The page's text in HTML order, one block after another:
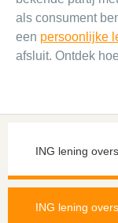
als consument
een persoonlijke
afsluit. Ontdek
ING lening
ING lening